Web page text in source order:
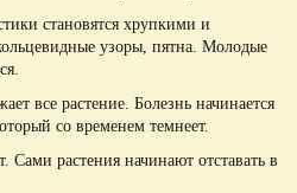
становятся хрупкими и
узоры, пятна. Молодые
все растение. Болезнь начинается
со временем темнеет.
Сами растения начинают отставать в